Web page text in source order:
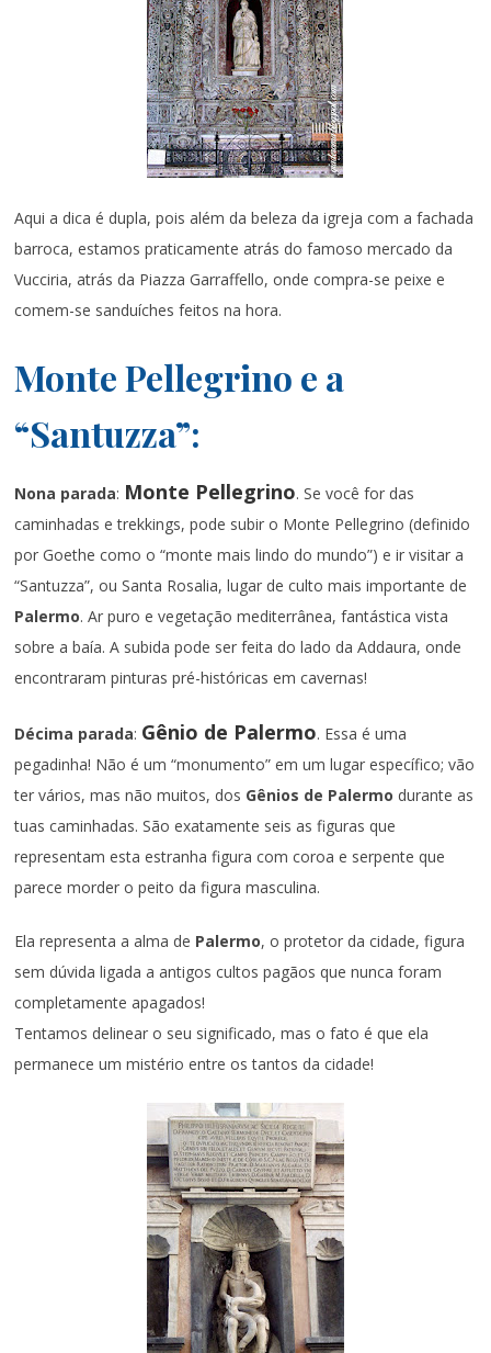
Aqui a dica é dupla, pois além da beleza da igreja com a fachada
barroca, estamos praticamente atrás do famoso mercado da
Vucciria, atrás da Piazza Garraffello, onde compra-se peixe e
comem-se sanduíches feitos na hora.
Monte Pellegrino e a
“Santuzza”:
Nona parada: Monte Pellegrino. Se você for das
caminhadas e trekkings, pode subir o Monte Pellegrino (definido
por Goethe como o “monte mais lindo do mundo”) e ir visitar a
“Santuzza”, ou Santa Rosalia, lugar de culto mais importante de
Palermo. Ar puro e vegetação mediterrânea, fantástica vista
sobre a baía. A subida pode ser feita do lado da Addaura, onde
encontraram pinturas pré-históricas em cavernas!
Décima parada: Gênio de Palermo. Essa é uma
pegadinha! Não é um “monumento” em um lugar específico; vão
ter vários, mas não muitos, dos Gênios de Palermo durante as
tuas caminhadas. São exatamente seis as figuras que
representam esta estranha figura com coroa e serpente que
parece morder o peito da figura masculina.
Ela representa a alma de Palermo, o protetor da cidade, figura
sem dúvida ligada a antigos cultos pagãos que nunca foram
completamente apagados!
Tentamos delinear o seu significado, mas o fato é que ela
permanece um mistério entre os tantos da cidade!